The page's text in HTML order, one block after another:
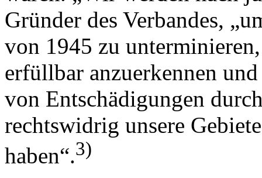
Gründer des Verbandes,
von 1945 zu
erfüllbar anzuerkennen
von Entschädigungen
rechtswidrig unsere
haben“.3)